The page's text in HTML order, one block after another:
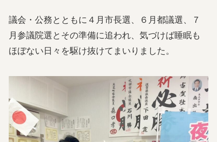
議会・公務とともに４月市長選、６月都議選、７
月参議院選とその準備に追われ、気づけば睡眠も
ほぼない日々を駆け抜けてまいりました。